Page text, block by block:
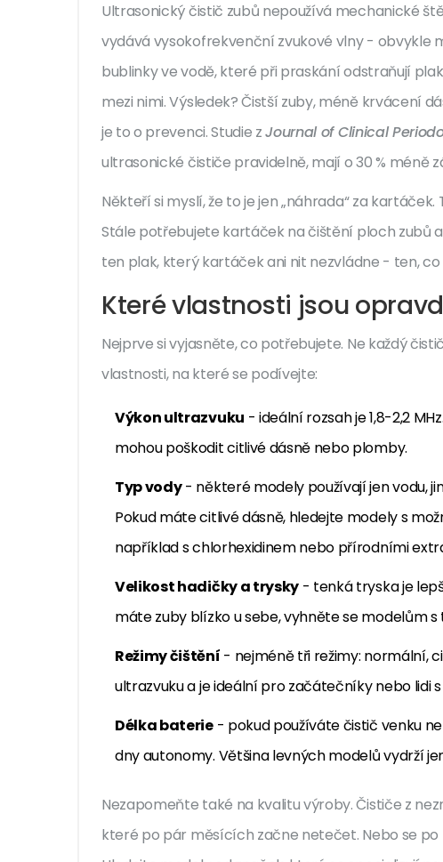
Ultrasonický čistič zubů nepoužívá mechanické
vydává vysokofrekvenční zvukové vlny - obvykle
bublinky ve vodě, které při praskání odstraňují
mezi nimi. Výsledek? Čistší zuby, méně krvácení
je to o prevenci. Studie zJournal of Clinical
ultrasonické čističe pravidelně, mají o 30 % méně
Někteří si myslí, že to je jen „náhrada“ za
Stále potřebujete kartáček na čištění ploch zubů
ten plak, který kartáček ani nit nezvládne - ten,
Které vlastnosti jsou
Nejprve si vyjasněte, co potřebujete. Ne každý
vlastnosti, na které se podívejte:
Výkon ultrazvuku - ideální rozsah je 1,8-2,2
mohou poškodit citlivé dásně nebo plomby.
Typ vody- některé modely používají jen vodu,
Pokud máte citlivé dásně, hledejte modely s
například s chlorhexidinem nebo přírodními
Velikost hadičky a trysky - tenká tryska je
máte zuby blízko u sebe, vyhněte se modelům
Režimy čištění - nejméně tři režimy: normální,
ultrazvuku a je ideální pro začátečníky nebo lidi
Délka baterie- pokud používáte čistič venku
dny autonomy. Většina levných modelů vydrží
Nezapomeňte také na kvalitu výroby. Čističe z
které po pár měsících začne netečet. Nebo se